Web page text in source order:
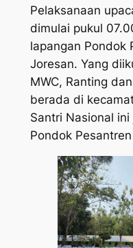
Pelaksanaan
dimulai pukul
lapangan Pondok
Joresan. Yang
MWC, Ranting
berada di
Santri Nasional
Pondok